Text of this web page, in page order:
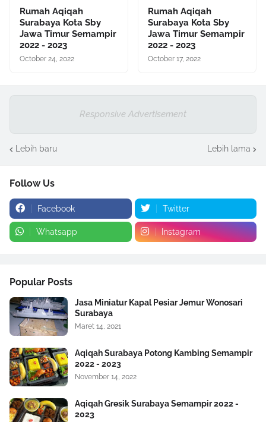
Rumah Aqiqah
Surabaya Kota Sby
Jawa Timur Semampir
2022 - 2023
October 24, 2022
Rumah Aqiqah
Surabaya Kota Sby
Jawa Timur Semampir
2022 - 2023
October 17, 2022
Responsive Advertisement
Lebih baru Lebih lama
Follow Us
Facebook Twitter
Whatsapp Instagram
Popular Posts
Jasa Miniatur Kapal Pesiar Jemur Wonosari
Surabaya
Maret 14, 2021
Aqiqah Surabaya Potong Kambing Semampir
2022 - 2023
November 14, 2022
Aqiqah Gresik Surabaya Semampir 2022 -
2023